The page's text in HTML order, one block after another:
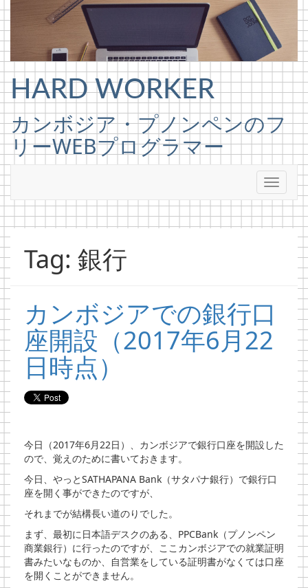
Skip to content
HARD WORKER
カンボジア・プノンペンのフ
リーWEBプログラマー
Tag: 銀行
カンボジアでの銀行口
座開設（2017年6月22
日時点）
今日（2017年6月22日）、カンボジアで銀行口座を開設した
ので、覚えのために書いておきます。
今日、やっとSATHAPANA Bank（サタパナ銀行）で銀行口
座を開く事ができたのですが、
それまでが結構長い道のりでした。
まず、最初に日本語デスクのある、PPCBank（プノンペン
商業銀行）に行ったのですが、ここカンボジアでの就業証明
書みたいなものか、自営業をしている証明書がなくては口座
を開くことができません。